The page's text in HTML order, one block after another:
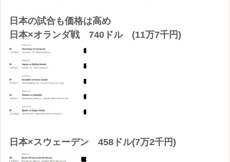
日本の試合も価格は高め
日本×オランダ戦 740ドル (11万7千円)
日本×スウェーデン 458ドル(7万2千円)